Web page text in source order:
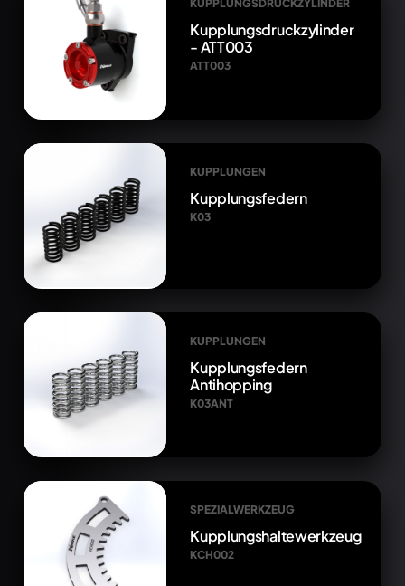
KUPPLUNGSDRUCKZYLINDER
Kupplungsdruckzylinder
- ATT003
ATT003
KUPPLUNGEN
Kupplungsfedern
K03
KUPPLUNGEN
Kupplungsfedern
Antihopping
K03ANT
SPEZIALWERKZEUG
Kupplungshaltewerkzeug
KCH002